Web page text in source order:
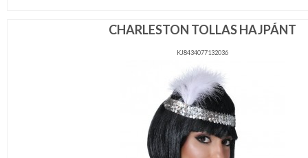
CHARLESTON TOLLAS HAJPÁNT
KJ8434077132036